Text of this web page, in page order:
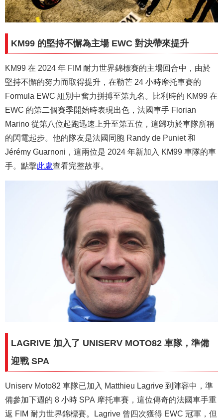
KM99 的堅持不懈為主場 EWC 對決帶來提升
KM99 在 2024 年 FIM 耐力世界錦標賽的主場回合中，由於
堅持不懈的努力而取得提升，在勒芒 24 小時摩托車賽的
Formula EWC 組別中奮力拼搏至第九名。比利時的 KM99 在
EWC 的第二個賽季開始時表現出色，法國車手 Florian
Marino 從第八位起跑迅速上升至第五位，這歸功於車隊所稱
的閃電起步。他的隊友是法國同胞 Randy de Puniet 和
Jérémy Guarnoni，這兩位是 2024 年新加入 KM99 車隊的車
手。點擊此處查看完整故事。
LAGRIVE 加入了 UNISERV MOTO82 車隊，準備
迎戰 SPA
Uniserv Moto82 車隊已加入 Matthieu Lagrive 到陣容中，準
備參加下週的 8 小時 SPA 摩托車賽，這位傳奇的法國車手重
返 FIM 耐力世界錦標賽。Lagrive 曾四次獲得 EWC 冠軍，但